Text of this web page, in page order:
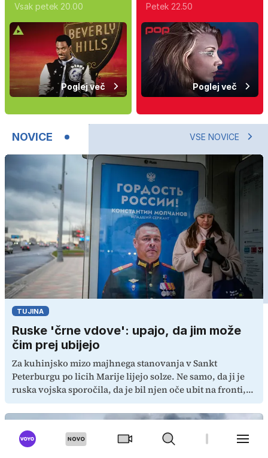
BEVERLY HILLSA
Vsak petek 20.00
Poglej več
Petek 22.50
Poglej več
NOVICE VSE NOVICE
TUJINA
Ruske 'črne vdove': upajo, da jim može
čim prej ubijejo
Za kuhinjsko mizo majhnega stanovanja v Sankt
Peterburgu po licih Marije lijejo solze. Ne samo, da ji je
ruska vojska sporočila, da je bil njen oče ubit na fronti,
izvedela je tudi, da se je pred smrtjo poročil z neznanim,
22 let mlajšim dekletom, ki je po njegovi smrti dobilo tudi
vse premoženje. V Rusiji se vse glasneje govori o "črnih
vdovah", vojnih nevestah, ki se z vojaškimi rekruti